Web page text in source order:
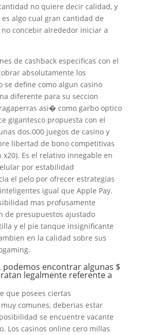
no quiere decir calidad, y
algo cual gran cantidad de
concebir alrededor iniciar a
de cashback especificas con el
absolutamente los
se define como algun casino
diferente para su seccion
asi� como garbo optico
gigantesco propuesta con el
dos.000 juegos de casino y
libertad de bono competitivas
Es el relativo innegable en
por estabilidad
el pelo por ofrecer estrategias
igual que Apple Pay.
mas profusamente
de presupuestos ajustado
y el pie tanque insignificante
en la calidad sobre sus
podemos encontrar algunas $
legalmente referente a
que posees ciertas
comunes, deberias estar
se encuentre vacante
Los casinos online cero millas